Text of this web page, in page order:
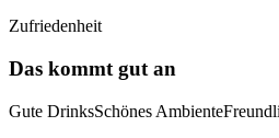
Zufriedenheit
Das kommt gut an
Gute DrinksSchönes Ambiente